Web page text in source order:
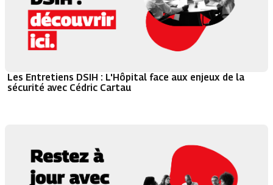
Les Entretiens DSIH : L'Hôpital face aux enjeux de la
sécurité avec Cédric Cartau